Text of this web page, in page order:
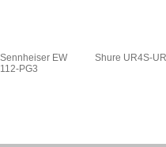
Sennheiser EW
112-PG3
Shure UR4S-